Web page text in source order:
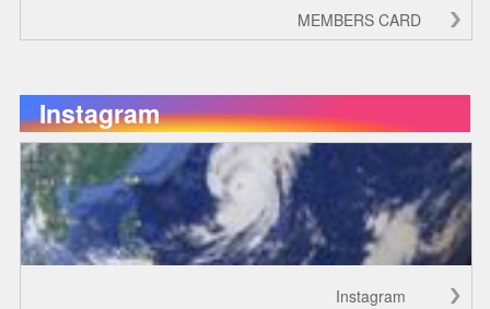
MEMBERS CARD
Instagram
Instagram